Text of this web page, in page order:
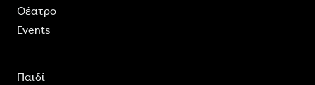
Θέατρο
Events
Παιδί